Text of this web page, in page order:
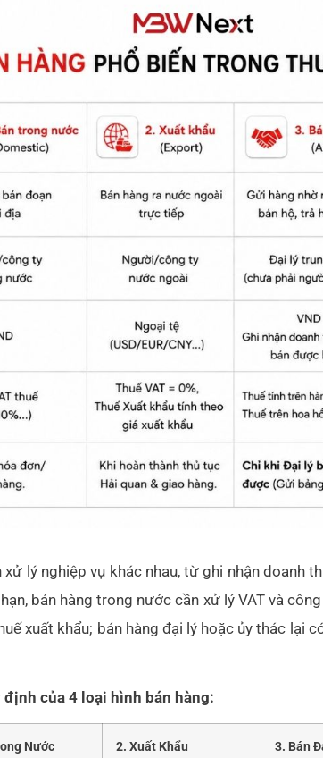
lý nghiệp vụ khác nhau, từ ghi nhận doanh
bán hàng trong nước cần xử lý VAT và
xuất khẩu; bán hàng đại lý hoặc ủy thác lại
của 4 loại hình bán hàng:
Nước 2. Xuất Khẩu 3. Bán